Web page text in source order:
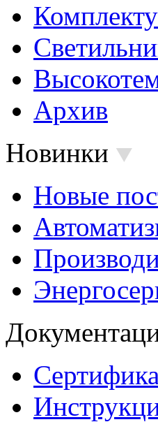
Архив
Новинки
Новые